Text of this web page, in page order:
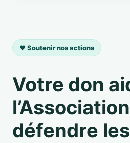
❤️ Soutenir nos actions
Votre don
défendre